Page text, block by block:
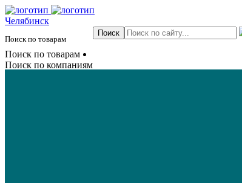
Челябинск
Поиск по товарам
Поиск по товарам
Поиск по компаниям